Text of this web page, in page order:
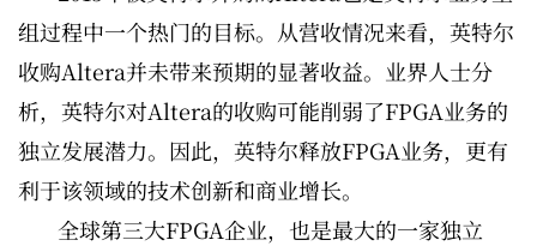
组过程中一个热门的目标。从营收情况来看，英特尔
收购Altera并未带来预期的显著收益。业界人士分
析，英特尔对Altera的收购可能削弱了FPGA业务的
独立发展潜力。因此，英特尔释放FPGA业务，更有
利于该领域的技术创新和商业增长。
全球第三大FPGA企业，也是最大的一家独立